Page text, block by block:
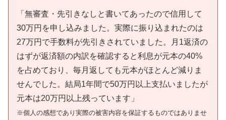
「無審査・先引きなしと書いてあったので信用して
30万円を申し込みました。実際に振り込まれたのは
27万円で手数料が先引きされていました。月1返済の
はずが返済額の内訳を確認すると利息が元本の40%
を占めており、毎月返しても元本がほとんど減りま
せんでした。結局1年間で50万円以上支払いましたが
元本は20万円以上残っています」
※個人の感想であり実際の被害内容を保証するものではありませ